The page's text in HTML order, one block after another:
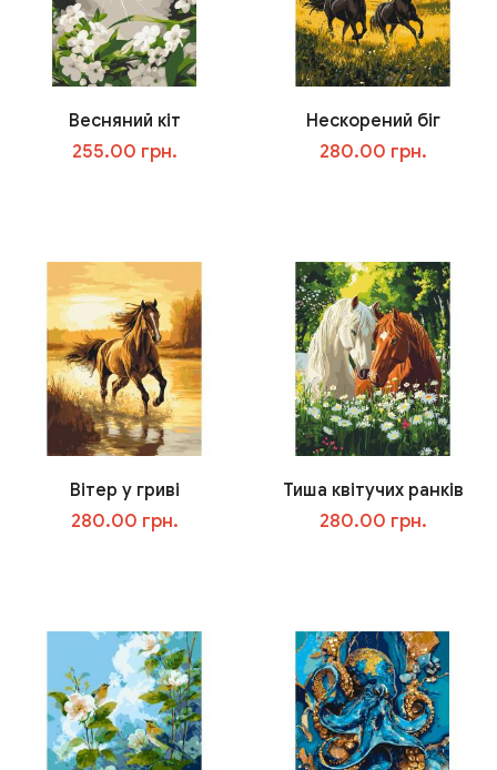
Весняний кіт
255.00 грн.
Нескорений біг
280.00 грн.
Вітер у гриві
280.00 грн.
Тиша квітучих ранків
280.00 грн.